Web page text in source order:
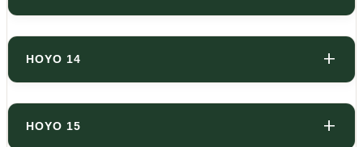
HOYO 14
HOYO 15